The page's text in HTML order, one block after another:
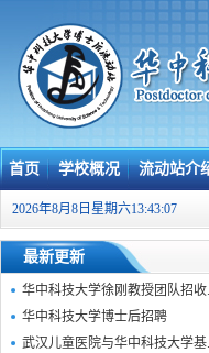
首页 学校概况 流动站介
2026年8月8日星期六13:43:08
最新更新
华中科技大学徐刚教授团队招收
华中科技大学博士后招聘
武汉儿童医院与华中科技大学基